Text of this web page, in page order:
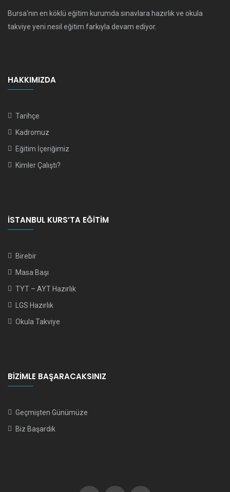
Bursa'nın en köklü eğitim kurumda sınavlara hazırlık ve okula
takviye yeni nesil eğitim farkıyla devam ediyor.
HAKKIMIZDA
Tarihçe
Kadromuz
Eğitim İçeriğimiz
Kimler Çalıştı?
İSTANBUL KURS’TA EĞITIM
Birebir
Masa Başı
TYT – AYT Hazırlık
LGS Hazırlık
Okula Takviye
BIZIMLE BAŞARACAKSINIZ
Geçmişten Günümüze
Biz Başardık